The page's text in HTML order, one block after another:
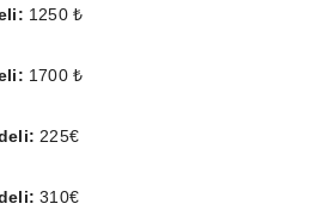
1250 ₺
1700 ₺
225€
310€